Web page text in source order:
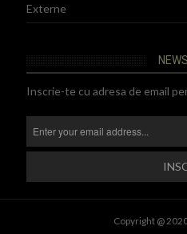
Externe
Inscrie-te cu adresa de email
Copyright @